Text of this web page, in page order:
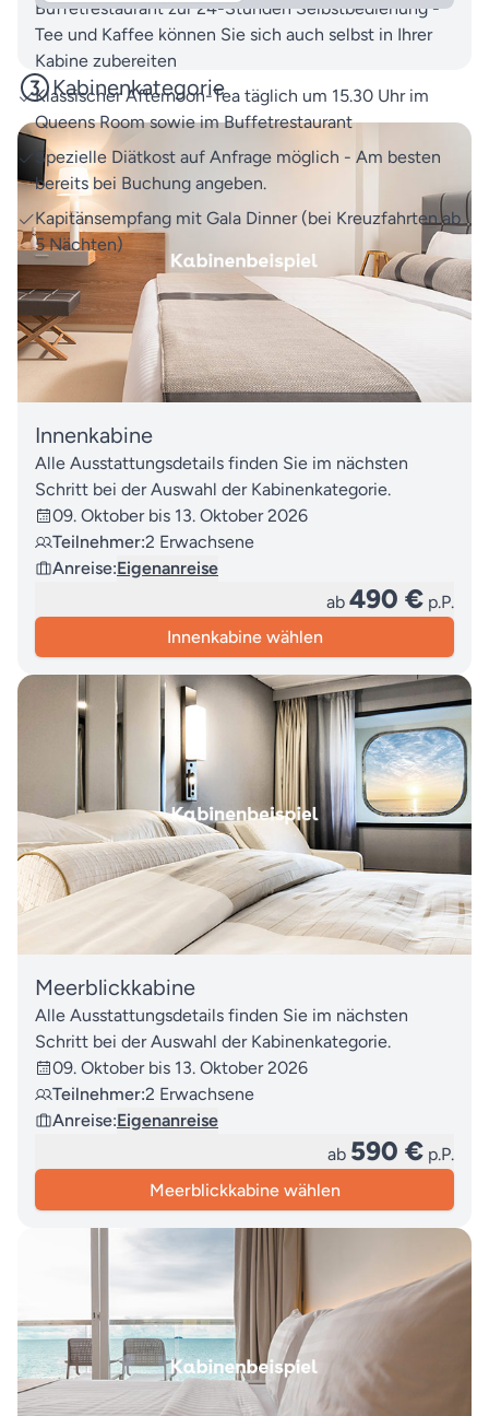
Buffetrestaurant zur 24-Stunden Selbstbedienung -
Tee und Kaffee können Sie sich auch selbst in Ihrer
Kabine zubereiten
Klassischer Afternoon-Tea täglich um 15.30 Uhr im
Queens Room sowie im Buffetrestaurant
Spezielle Diätkost auf Anfrage möglich - Am besten
bereits bei Buchung angeben.
Kapitänsempfang mit Gala Dinner (bei Kreuzfahrten ab
5 Nächten)
Kabinenkategorie
Innenkabine
Alle Ausstattungsdetails finden Sie im nächsten
Schritt bei der Auswahl der Kabinenkategorie.
09. Oktober bis 13. Oktober 2026
Teilnehmer:2 Erwachsene
Anreise:Eigenanreise
ab 490 € p.P.
Innenkabine wählen
Meerblickkabine
Alle Ausstattungsdetails finden Sie im nächsten
Schritt bei der Auswahl der Kabinenkategorie.
09. Oktober bis 13. Oktober 2026
Teilnehmer:2 Erwachsene
Anreise:Eigenanreise
ab 590 € p.P.
Meerblickkabine wählen